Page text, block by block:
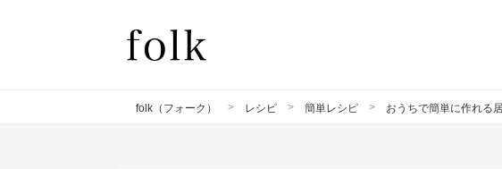
folk（フォーク） レシピ 簡単レシピ おうちで簡単に作れる